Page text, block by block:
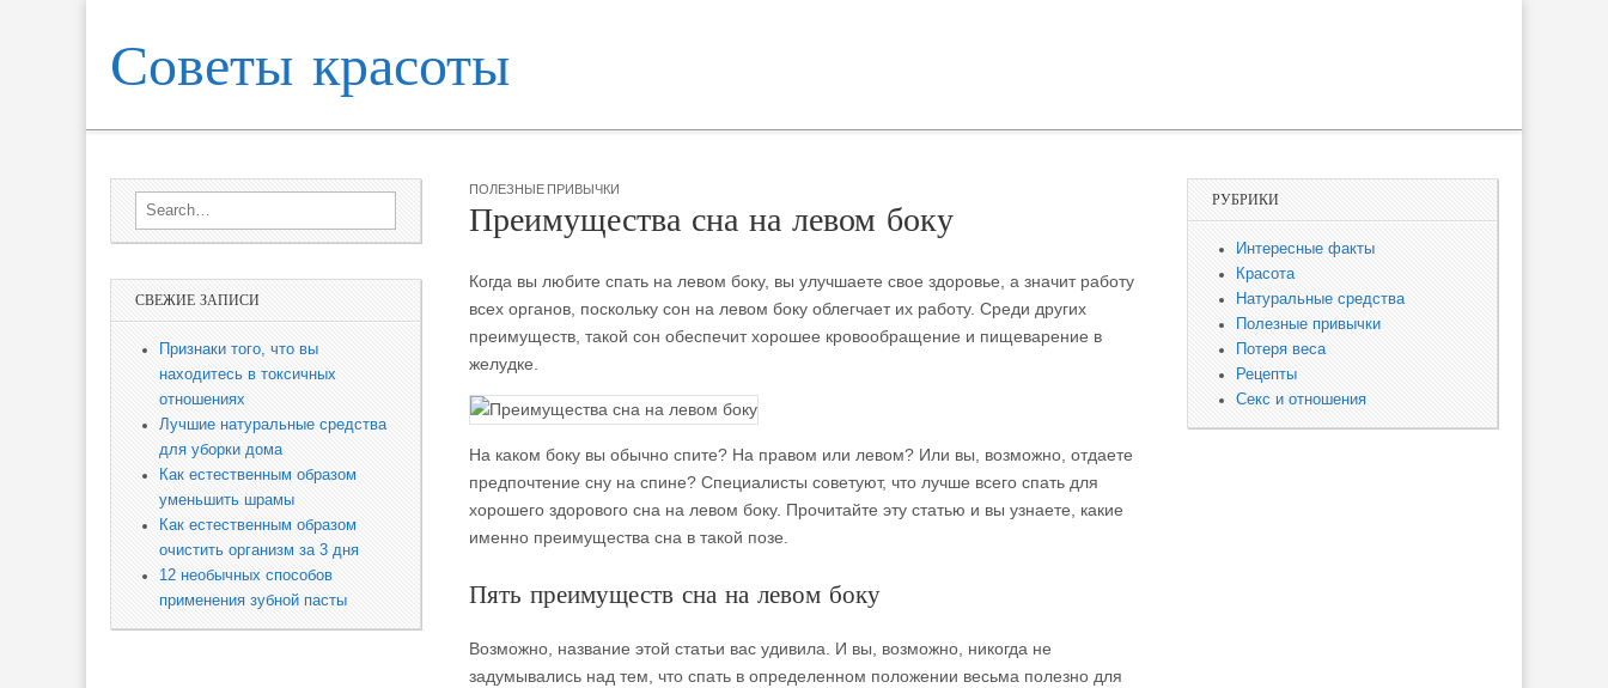
Советы красоты
Search for:
СВЕЖИЕ ЗАПИСИ
Признаки того, что вы
находитесь в токсичных
отношениях
Лучшие натуральные средства
для уборки дома
Как естественным образом
уменьшить шрамы
Как естественным образом
очистить организм за 3 дня
12 необычных способов
применения зубной пасты
ПОЛЕЗНЫЕ ПРИВЫЧКИ
Преимущества сна на левом боку
Когда вы любите спать на левом боку, вы улучшаете свое здоровье, а значит работу
всех органов, поскольку сон на левом боку облегчает их работу. Среди других
преимуществ, такой сон обеспечит хорошее кровообращение и пищеварение в
желудке.
На каком боку вы обычно спите? На правом или левом? Или вы, возможно, отдаете
предпочтение сну на спине? Специалисты советуют, что лучше всего спать для
хорошего здорового сна на левом боку. Прочитайте эту статью и вы узнаете, какие
именно преимущества сна в такой позе.
Пять преимуществ сна на левом боку
Возможно, название этой статьи вас удивила. И вы, возможно, никогда не
задумывались над тем, что спать в определенном положении весьма полезно для
РУБРИКИ
Интересные факты
Красота
Натуральные средства
Полезные привычки
Потеря веса
Рецепты
Секс и отношения